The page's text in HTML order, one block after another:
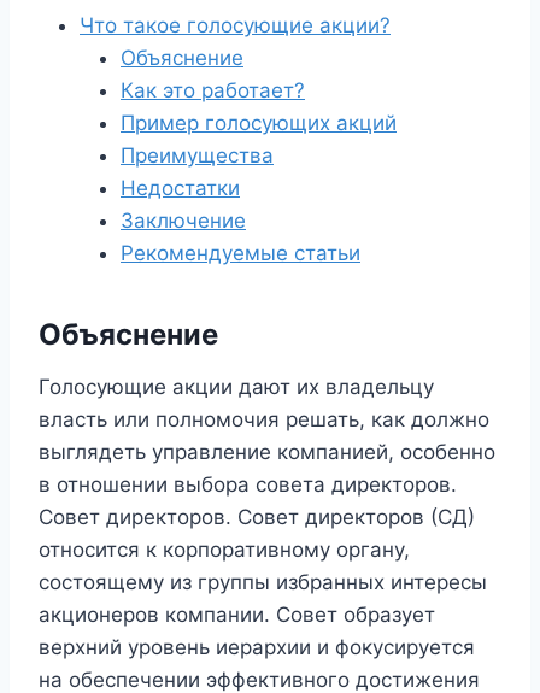
Что такое голосующие акции?
Объяснение
Как это работает?
Пример голосующих акций
Преимущества
Недостатки
Заключение
Рекомендуемые статьи
Объяснение
Голосующие акции дают их владельцу
власть или полномочия решать, как должно
выглядеть управление компанией, особенно
в отношении выбора совета директоров.
Совет директоров. Совет директоров (СД)
относится к корпоративному органу,
состоящему из группы избранных интересы
акционеров компании. Совет образует
верхний уровень иерархии и фокусируется
на обеспечении эффективного достижения